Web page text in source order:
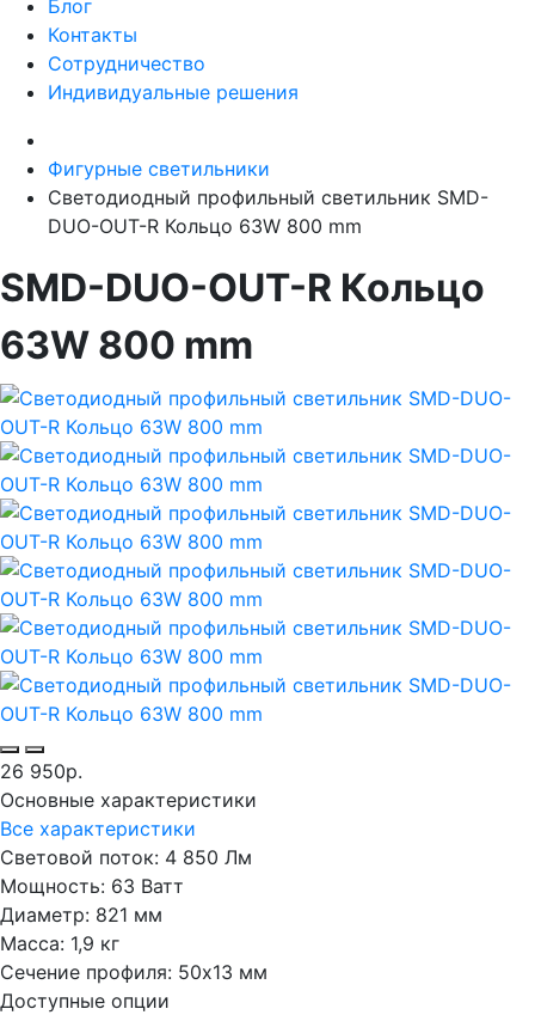
Блог
Контакты
Сотрудничество
Индивидуальные решения
Фигурные светильники
Светодиодный профильный светильник SMD-
DUO-OUT-R Кольцо 63W 800 mm
SMD-DUO-OUT-R Кольцо
63W 800 mm
26 950р.
Основные характеристики
Все характеристики
Световой поток: 4 850 Лм
Мощность: 63 Ватт
Диаметр: 821 мм
Масса: 1,9 кг
Сечение профиля: 50х13 мм
Доступные опции